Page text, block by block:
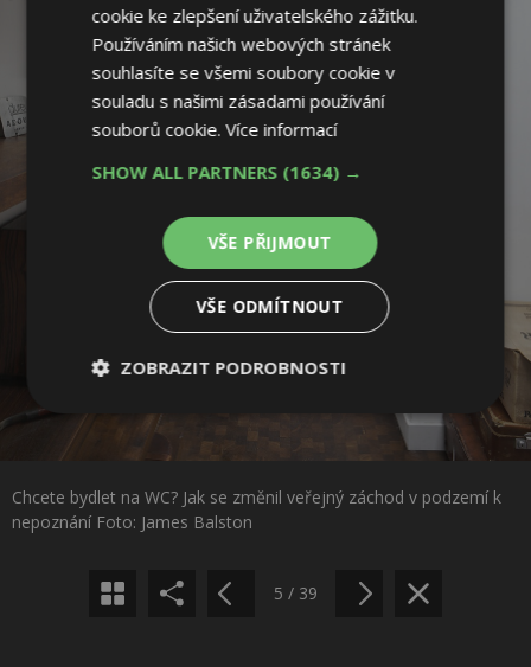
Chcete bydlet na WC? Jak se změnil veřejný záchod v podzemí k
nepoznání Foto: James Balston
Sdílet na Facebooku
Sdílet na Pinterestu
5 / 39
cookie ke zlepšení uživatelského zážitku.
Používáním našich webových stránek
souhlasíte se všemi soubory cookie v
souladu s našimi zásadami používání
souborů cookie.Více informací
SHOW ALL PARTNERS (1634) →
VŠE PŘIJMOUT
VŠE ODMÍTNOUT
ZOBRAZIT PODROBNOSTI
Nezbytně
nutné
soubory
Výkonové
Soubory
cílení